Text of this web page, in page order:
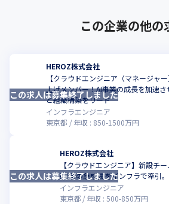
この企業の他の
HEROZ株式会社
【クラウドエンジニア（マネージャ
上げメンバー！AI事業の成長を加速
と組織構築をリード
インフラエンジニア
東京都
年収 : 850-1500万円
この求人は募集終了しました
HEROZ株式会社
【クラウドエンジニア】新設チ
I事業の急成長をインフラで牽引。
インフラエンジニア
東京都
年収 :500-850万円
この求人は募集終了しました